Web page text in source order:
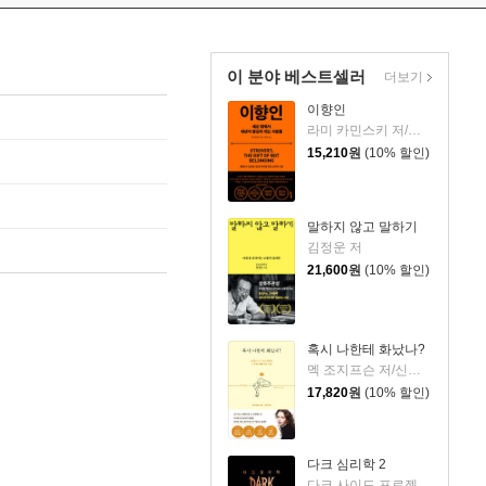
이 분야 베스트셀러
이향인
라미 카민스키 저/최지숙 역
15,210원 (10% 할인)
말하지 않고 말하기
김정운 저
21,600원 (10% 할인)
혹시 나한테 화났나?
17,820원 (10% 할인)
다크 심리학 2
더보기